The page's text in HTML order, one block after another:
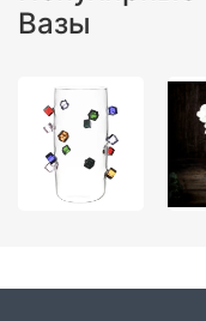
Доставка в
В Москве и
Стоимость
в Московской
Интервал доставки
часов.
Вазы